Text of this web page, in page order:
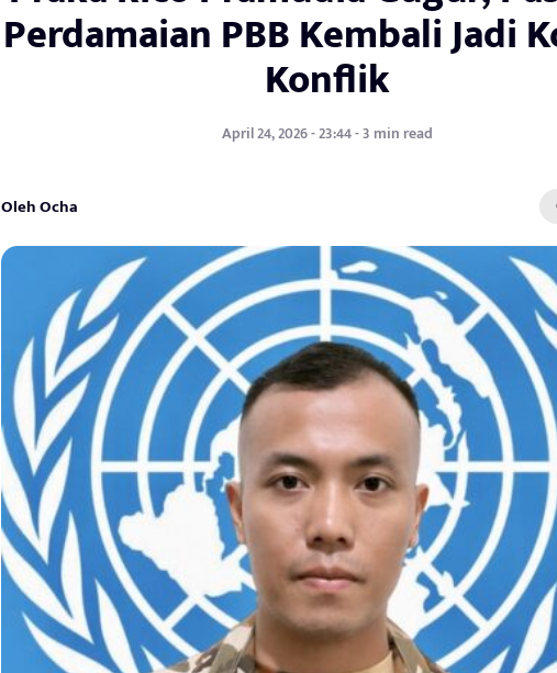
Perdamaian PBB Kembali Jadi
Konflik
April 24, 2026 - 23:44 - 3 min read
Oleh Ocha